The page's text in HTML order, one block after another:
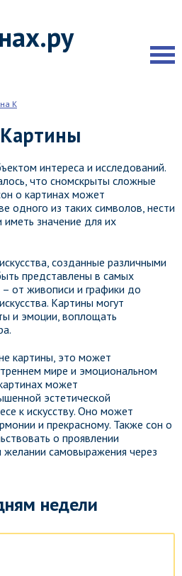
К
интереса и исследований.
что сномскрыты сложные
о картинах может
одного из таких символов, нести
иметь значение для их
созданные различными
представлены в самых
от живописи и графики до
Картины могут
и эмоции, воплощать
картины, это может
мире и эмоциональном
может
эстетической
к искусству. Оно может
и прекрасному. Также сон о
о проявлении
желании самовыражения через
недели